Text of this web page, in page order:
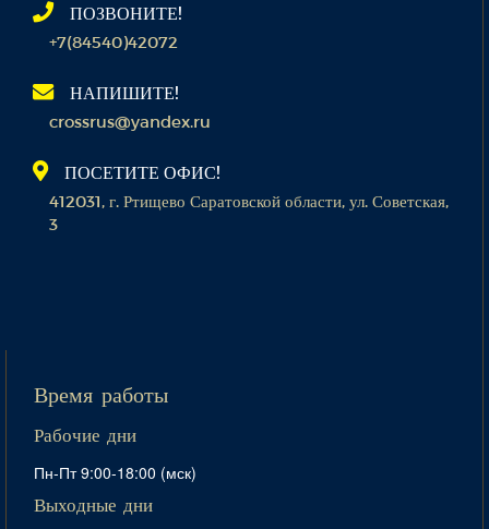
ПОЗВОНИТЕ!
+7(84540)42072
НАПИШИТЕ!
crossrus@yandex.ru
ПОСЕТИТЕ ОФИС!
412031, г. Ртищево Саратовской области, ул. Советская,
3
Время работы
Рабочие дни
Пн-Пт 9:00-18:00 (мск)
Выходные дни